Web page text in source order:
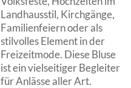
Landhausstil, Kirchgänge,
Familienfeiern oder als
stilvolles Element in der
Freizeitmode. Diese Bluse
ist ein vielseitiger Begleiter
für Anlässe aller Art.